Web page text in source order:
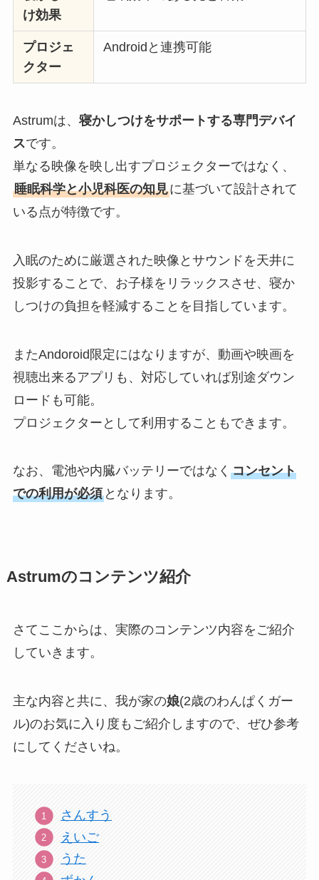
け効果
プロジェ
クター
Androidと連携可能
Astrumは、 寝かしつけをサポートする専門デバイ
スです。
単なる映像を映し出すプロジェクターではなく、
睡眠科学と小児科医の知見に基づいて設計されて
いる点が特徴です。
入眠のために厳選された映像とサウンドを天井に
投影することで、お子様をリラックスさせ、寝か
しつけの負担を軽減することを目指しています。
またAndoroid限定にはなりますが、動画や映画を
視聴出来るアプリも、対応していれば別途ダウン
ロードも可能。
プロジェクターとして利用することもできます。
なお、電池や内臓バッテリーではなく コンセント
での利用が必須となります。
Astrumのコンテンツ紹介
さてここからは、実際のコンテンツ内容をご紹介
していきます。
主な内容と共に、我が家の娘(2歳のわんぱくガー
ル)のお気に入り度もご紹介しますので、ぜひ参考
にしてくださいね。
さんすう
えいご
うた